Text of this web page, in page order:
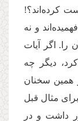
کرده‌اند؟!
و نه
را. اگر آیات
دیگر چه
همین سخنان‌
مثال قبل
داشت و در